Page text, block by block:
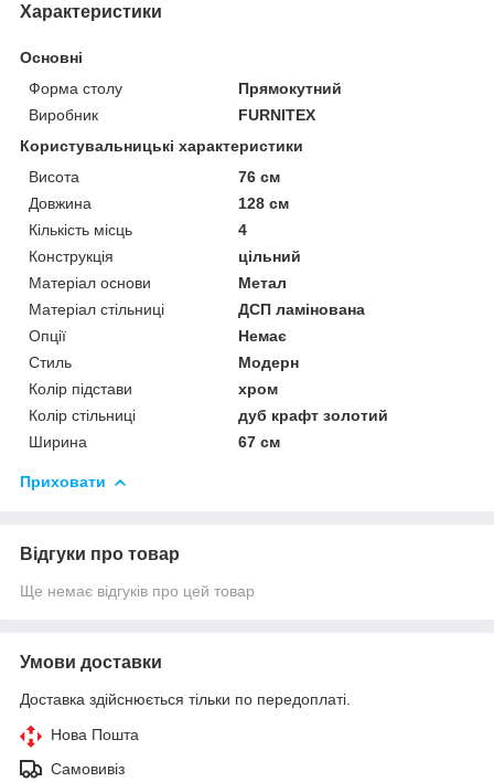
Характеристики
Основні
Форма столу
Прямокутний
Виробник
FURNITEX
Користувальницькі характеристики
Висота
76 см
Довжина
128 см
Кількість місць
4
Конструкція
цільний
Матеріал основи
Метал
Матеріал стільниці
ДСП ламінована
Опції
Немає
Стиль
Модерн
Колір підстави
хром
Колір стільниці
дуб крафт золотий
Ширина
67 см
Приховати
Відгуки про товар
Ще немає відгуків про цей товар
Умови доставки
Доставка здійснюється тільки по передоплаті.
Нова Пошта
Самовивіз